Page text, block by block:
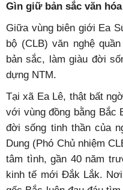
Gìn giữ bản sắc văn hóa
Giữa vùng biên giới Ea
bộ (CLB) văn nghệ
bản sắc, làm giàu đời
dựng NTM.
Tại xã Ea Lê, thật bất
với vùng đồng bằng Bắc
đời sống tinh thần của
Dung (Phó Chủ nhiệm
tâm tình, gần 40 năm
kinh tế mới Đắk Lắk.